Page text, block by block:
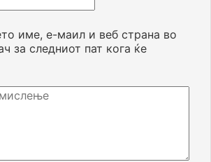
име, е-маил и веб страна во
за следниот пат кога ќе